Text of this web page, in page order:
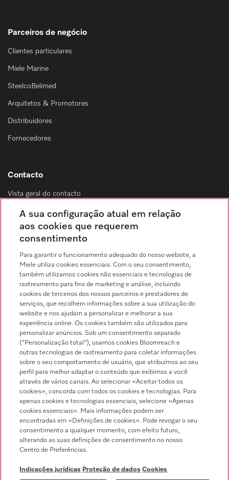
Parceiros de negócio
Clientes particulares
Miele Marine
SteelcoBelimed
Arquitetos & Promotores
Distribuidores
Fornecedores
Contacto
Vista geral do contacto
Distribuição & Serviço de assistência técnica
Chamada para a rede fixa, de acordo com o seu tarifário, em Portugal e em
Pesquisa de distribuidores
Siga a Miele Professional
Proteção de dados
A sua configuração atual em relação
aos cookies que requerem
consentimento
Para garantir o funcionamento adequado do nosso website, a
Miele utiliza cookies essenciais. Com o seu consentimento,
também utilizamos cookies não essenciais e tecnologias de
rastreamento para fins de marketing e análise, incluindo
cookies de terceiros dos nossos parceiros e prestadores de
serviços, que recolhem informações sobre a sua utilização do
website e nos ajudam a personalizar e melhorar a sua
experiência online. Os cookies também são utilizados para
personalizar anúncios. Sob um consentimento separado
("Personalização total"), usamos cookies Bloomreach e
outras tecnologias de rastreamento para coletar informações
sobre o seu comportamento de usuário, que atribuímos ao seu
perfil para melhor adaptar o conteúdo que exibimos a você
através de vários canais. Ao selecionar «Aceitar todos os
cookies», concorda com todos os cookies e tecnologias. Para
apenas cookies e tecnologias essenciais, selecione «Apenas
cookies essenciais». Mais informações podem ser
encontradas em «Definições de cookies». Pode revogar o seu
consentimento a qualquer momento, com efeito futuro,
alterando as suas definições de consentimento no nosso
Centro de Preferências.
Indicações jurídicas Proteção de dados Cookies